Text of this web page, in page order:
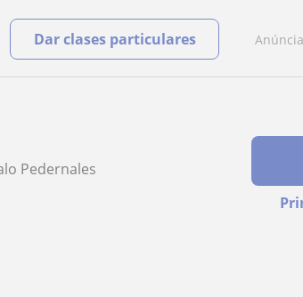
Dar clases particulares
Pedernales